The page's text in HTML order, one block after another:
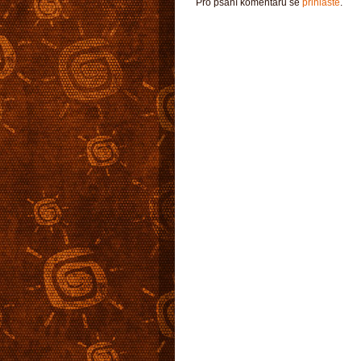
Pro psaní komentářů se přihlaste.